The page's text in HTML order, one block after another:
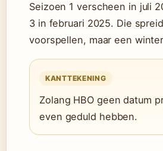
Seizoen 1 verscheen in juli
3 in februari 2025. Die
voorspellen, maar een
KANTTEKENING
Zolang HBO geen datum
even geduld hebben.